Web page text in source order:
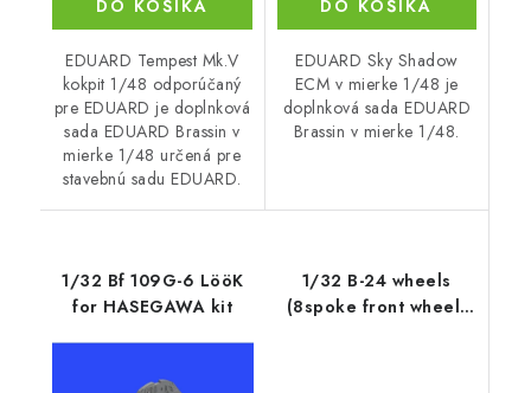
DO KOŠÍKA
EDUARD Tempest Mk.V
kokpit 1/48 odporúčaný
pre EDUARD je doplnková
sada EDUARD Brassin v
mierke 1/48 určená pre
stavebnú sadu EDUARD.
DO KOŠÍKA
EDUARD Sky Shadow
ECM v mierke 1/48 je
doplnková sada EDUARD
Brassin v mierke 1/48.
1/32 Bf 109G-6 LööK
for HASEGAWA kit
1/32 B-24 wheels
(8spoke front wheel)